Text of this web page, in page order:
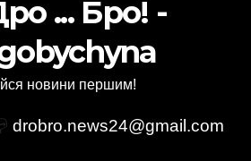
... Бро! -
новини першим!
drobro.news24@gmail.com